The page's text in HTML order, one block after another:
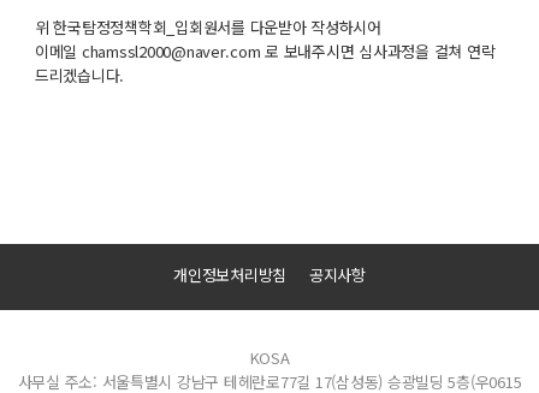
위 한국탐정정책학회_입회원서를 다운받아 작성하시어
이메일 chamssl2000@naver.com 로 보내주시면 심사과정을 걸쳐 연락
드리겠습니다.
개인정보처리방침 공지사항
KOSA
사무실 주소: 서울특별시 강남구 테헤란로77길 17(삼성동) 승광빌딩 5층(우0615